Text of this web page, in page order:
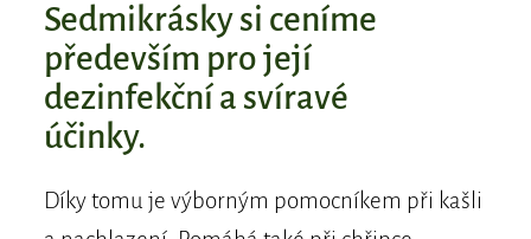
Sedmikrásky si ceníme
především pro její
dezinfekční a svíravé
účinky.
Díky tomu je výborným pomocníkem při kašli